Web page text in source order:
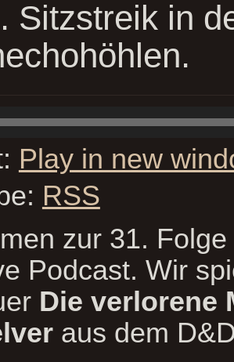
Sitzstreik in
Play in new
RSS
zur 31.
Podcast. Wir
Die verlorene
aus dem